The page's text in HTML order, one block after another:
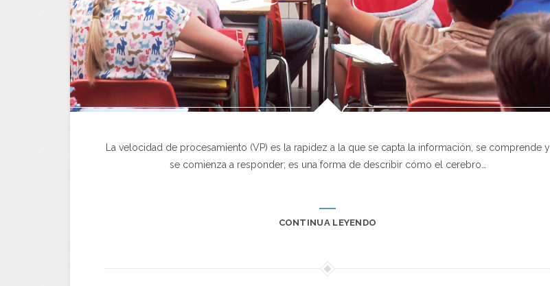
La velocidad de procesamiento (VP) es la rapidez a la que se capta la información, se comprende y
se comienza a responder; es una forma de describir cómo el cerebro…
CONTINUA LEYENDO